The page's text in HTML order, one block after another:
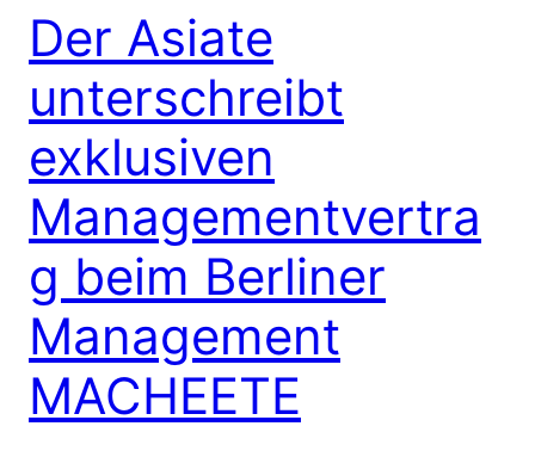
Der Asiate
unterschreibt
exklusiven
Managementvertra
g beim Berliner
Management
MACHEETE